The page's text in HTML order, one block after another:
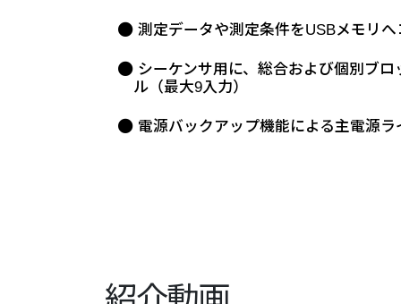
測定データや測定条件をUSBメモリへ
シーケンサ用に、総合および個別ブ
ル（最大9入力）
電源バックアップ機能による主電源